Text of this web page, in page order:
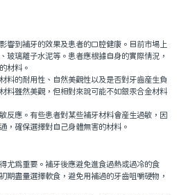
到補牙的效果及患者的口腔健康。目前市場上
玻璃離子水泥等。患者應根據自身的實際情況，
材料。
的耐用性、自然美觀性以及是否對牙齒産生負
料雖然美觀，但相對來說可能不如銀汞合金材料
應。有些患者對某些補牙材料會産生過敏，因
，確保選擇對自己身體無害的材料。
爲重要。補牙後應避免進食過熱或過冷的食
期盡量選擇軟食，避免用補過的牙齒咀嚼硬物，